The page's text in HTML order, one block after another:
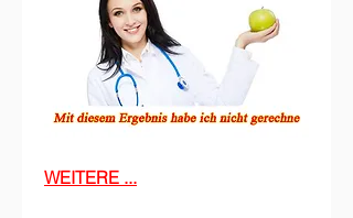
WEITERE ...